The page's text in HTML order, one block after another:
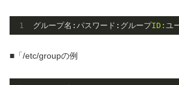
グループ名:パスワード:グループID:
■「/etc/groupの例